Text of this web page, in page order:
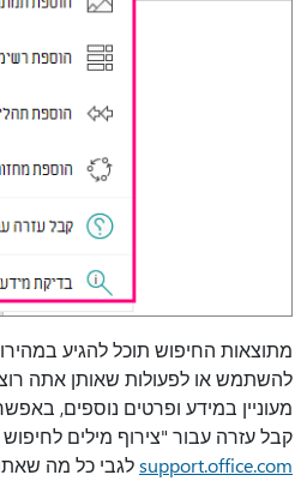
מתוצאות החיפוש תוכל להגיע
להשתמש או לפעולות שאותן אתה
מעוניין במידע ופרטים נוספים,
קבל עזרה עבור "צירוף מילים לחיפוש
support.office.comלגבי כל מה